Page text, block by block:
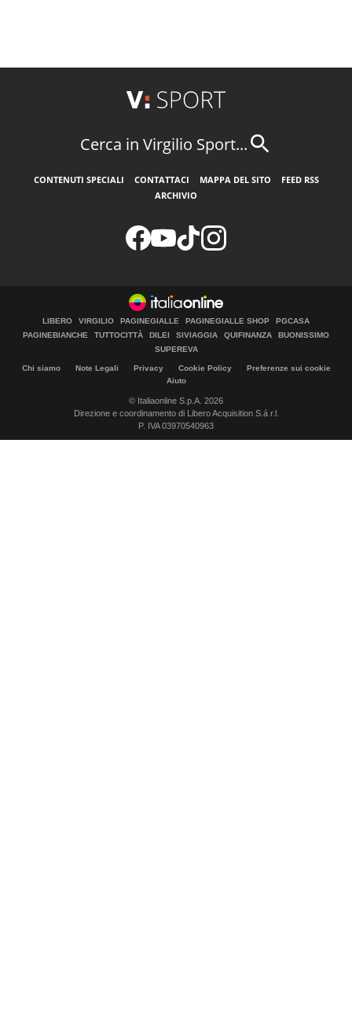
Cerca in Virgilio Sport...
CONTENUTI SPECIALI CONTATTACI MAPPA DEL SITO
FEED RSS
ARCHIVIO
LIBERO VIRGILIO PAGINEGIALLE PAGINEGIALLE SHOP
PGCASA
PAGINEBIANCHE
TUTTOCITTÀ DILEI SIVIAGGIA QUIFINANZA
BUONISSIMO
SUPEREVA
Chi siamo Note Legali Privacy Cookie Policy
Preferenze sui cookie
Aiuto
© Italiaonline S.p.A. 2026
Direzione e coordinamento di Libero Acquisition S.á r.l.
P. IVA 03970540963